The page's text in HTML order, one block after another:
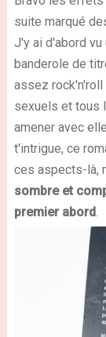
suite marqué
J'y ai d'abord vu
banderole de
assez
sexuels et tous
amener avec
t'intrigue, ce
ces aspects-là,
sombre et
premier abord.